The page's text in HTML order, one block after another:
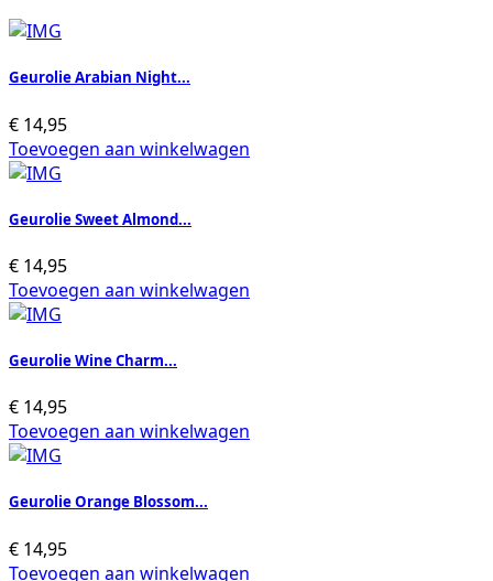
Geurolie Arabian Night...
€ 14,95
Toevoegen aan winkelwagen
Geurolie Sweet Almond...
€ 14,95
Toevoegen aan winkelwagen
Geurolie Wine Charm...
€ 14,95
Toevoegen aan winkelwagen
Geurolie Orange Blossom...
€ 14,95
Toevoegen aan winkelwagen